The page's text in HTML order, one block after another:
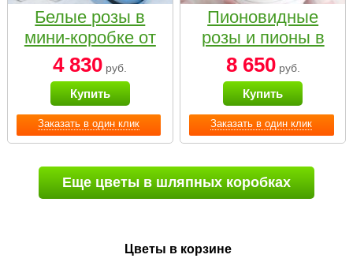
Заказать в один клик
Белые розы в
мини-коробке от
Bella Fiori
4 830 руб.
Купить
Заказать в один клик
Пионовидные
розы и пионы в
белой коробке
Small
8 650руб.
Купить
Еще цветы в шляпных коробках
Цветы в корзине